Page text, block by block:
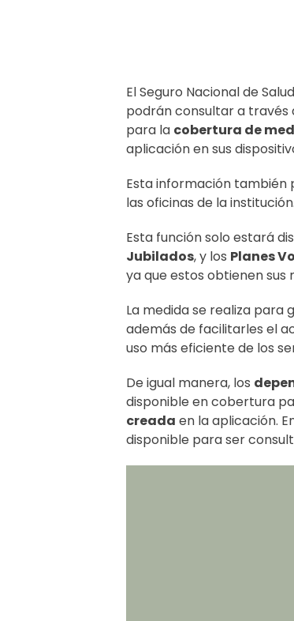
El Seguro Nacional de
podrán consultar a través
para la cobertura de
aplicación en sus
Esta información también
las oficinas de la institución.
Esta función solo estará
Jubilados, y los Planes
ya que estos obtienen
La medida se realiza para
además de facilitarles el
uso más eficiente de los
De igual manera, los
disponible en cobertura
creada en la aplicación.
disponible para ser